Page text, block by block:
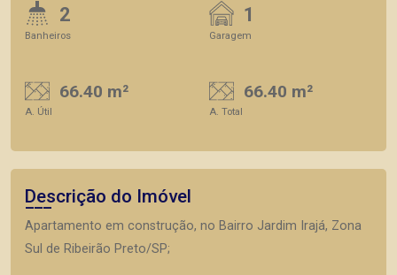
2
Banheiros
1
Garagem
66.40 m²
A. Útil
66.40 m²
A. Total
Descrição do Imóvel
Apartamento em construção, no Bairro Jardim Irajá, Zona
Sul de Ribeirão Preto/SP;